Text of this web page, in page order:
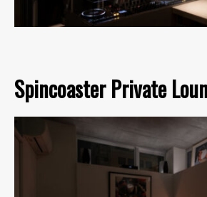
Spincoaster Private